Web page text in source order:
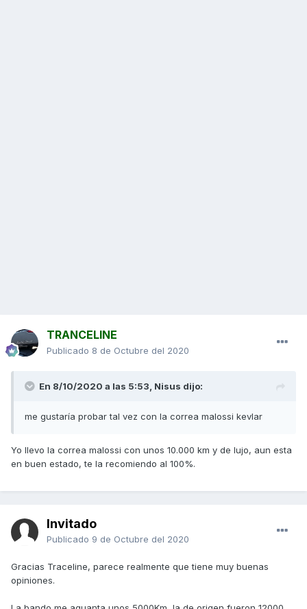
TRANCELINE
Publicado 8 de Octubre del 2020
En 8/10/2020 a las 5:53, Nisus dijo:
me gustaría probar tal vez con la correa malossi kevlar
Yo llevo la correa malossi con unos 10.000 km y de lujo, aun esta
en buen estado, te la recomiendo al 100%.
Invitado
Publicado 9 de Octubre del 2020
Gracias Traceline, parece realmente que tiene muy buenas
opiniones.